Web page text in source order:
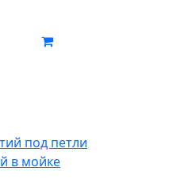
под петли
в мойке